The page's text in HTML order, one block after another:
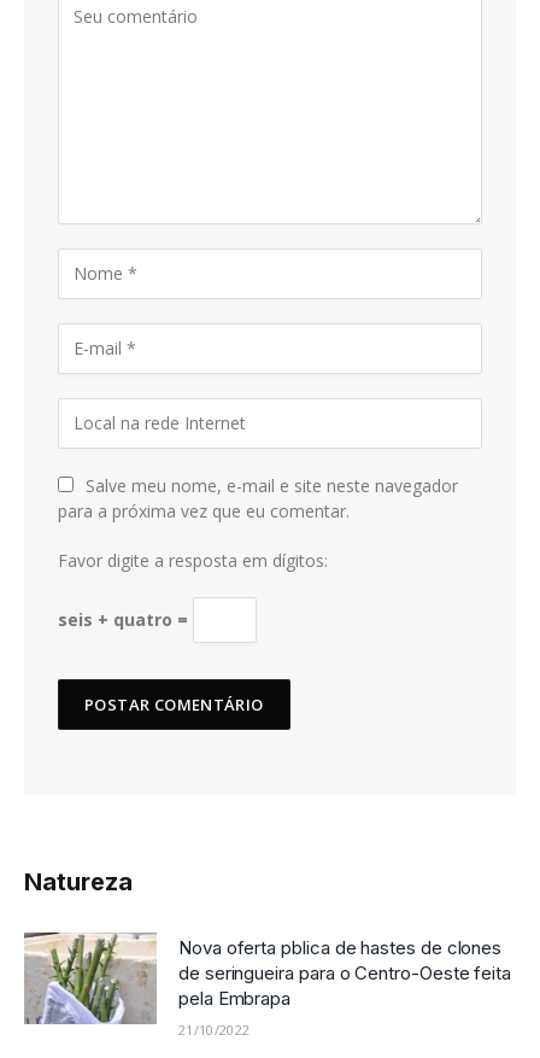
Salve meu nome, e-mail e site neste navegador
para a próxima vez que eu comentar.
Favor digite a resposta em dígitos:
seis + quatro =
Natureza
Nova oferta pblica de hastes de clones
de seringueira para o Centro-Oeste feita
pela Embrapa
21/10/2022